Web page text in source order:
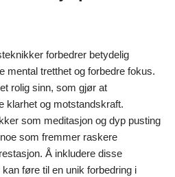
forbedrer betydelig
mental tretthet og forbedre fokus.
rolig sinn, som gjør at
klarhet og motstandskraft.
som meditasjon og dyp pusting
som fremmer raskere
Å inkludere disse
føre til en unik forbedring i